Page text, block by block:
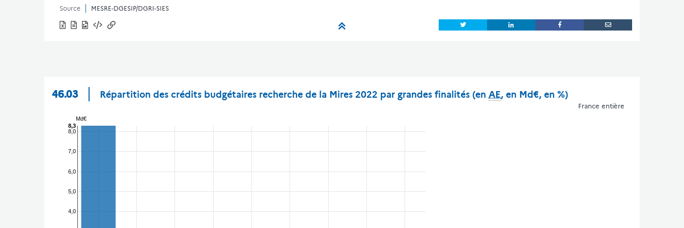
Source MESRE-DGESIP/DGRI-SIES
46.03 Répartition des crédits budgétaires recherche de la Mires 2022 par grandes finalités (en AE, en Md€, en %)
France entière
4,0
5,0
6,0
7,0
8,0
Md€
8,3